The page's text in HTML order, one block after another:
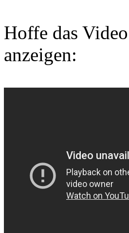
Hoffe das
anzeigen: